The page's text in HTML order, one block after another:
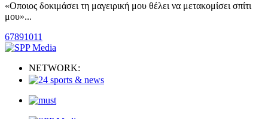
«Oποιος δοκιμάσει τη μαγειρική μου θέλει να μετακομίσει σπίτι
μου»...
67891011
NETWORK: